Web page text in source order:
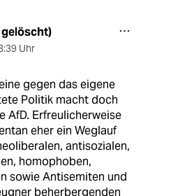
Uhr
gegen das eigene
Politik macht doch
AfD. Erfreulicherweise
eher ein Weglauf
antisozialen,
homophoben,
sowie Antisemiten und
beherbergenden